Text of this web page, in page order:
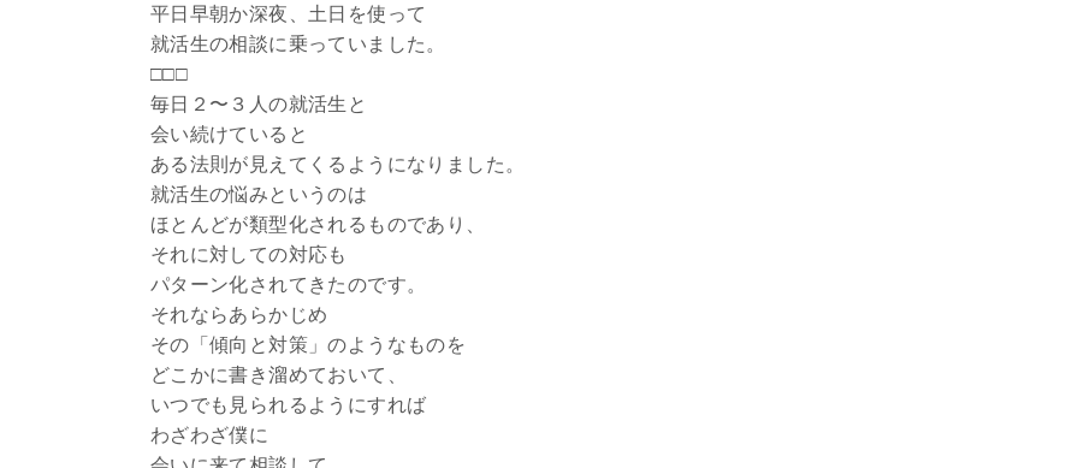
平日早朝か深夜、土日を使って
就活生の相談に乗っていました。
□□□
毎日２〜３人の就活生と
会い続けていると
ある法則が見えてくるようになりました。
就活生の悩みというのは
ほとんどが類型化されるものであり、
それに対しての対応も
パターン化されてきたのです。
それならあらかじめ
その「傾向と対策」のようなものを
どこかに書き溜めておいて、
いつでも見られるようにすれば
わざわざ僕に